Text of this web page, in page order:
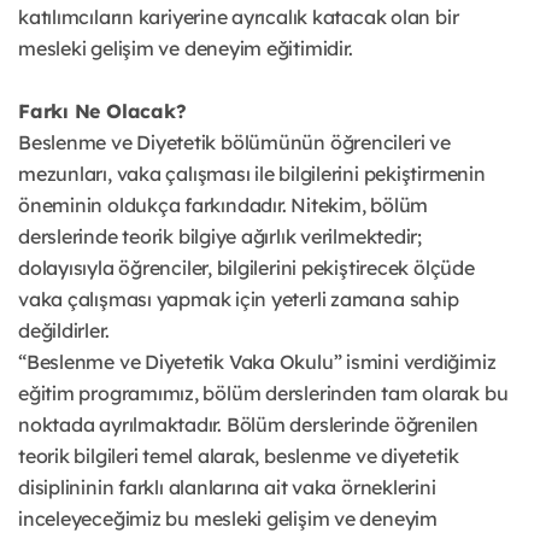
katılımcıların kariyerine ayrıcalık katacak olan bir
mesleki gelişim ve deneyim eğitimidir.
Farkı Ne Olacak?
Beslenme ve Diyetetik bölümünün öğrencileri ve
mezunları, vaka çalışması ile bilgilerini pekiştirmenin
öneminin oldukça farkındadır. Nitekim, bölüm
derslerinde teorik bilgiye ağırlık verilmektedir;
dolayısıyla öğrenciler, bilgilerini pekiştirecek ölçüde
vaka çalışması yapmak için yeterli zamana sahip
değildirler.
“Beslenme ve Diyetetik Vaka Okulu” ismini verdiğimiz
eğitim programımız, bölüm derslerinden tam olarak bu
noktada ayrılmaktadır. Bölüm derslerinde öğrenilen
teorik bilgileri temel alarak, beslenme ve diyetetik
disiplininin farklı alanlarına ait vaka örneklerini
inceleyeceğimiz bu mesleki gelişim ve deneyim